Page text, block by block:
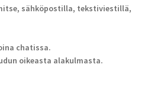
sähköpostilla, tekstiviestillä,
chatissa.
oikeasta alakulmasta.